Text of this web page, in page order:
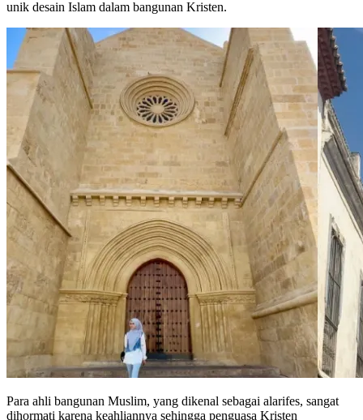
unik desain Islam dalam bangunan Kristen.
Para ahli bangunan Muslim, yang dikenal sebagai alarifes, sangat
dihormati karena keahliannya sehingga penguasa Kristen